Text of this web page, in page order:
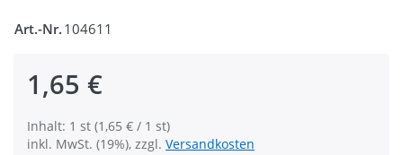
Art.-Nr. 104611
1,65 €
Inhalt: 1 st (1,65 € / 1 st)
inkl. MwSt. (19%), zzgl. Versandkosten